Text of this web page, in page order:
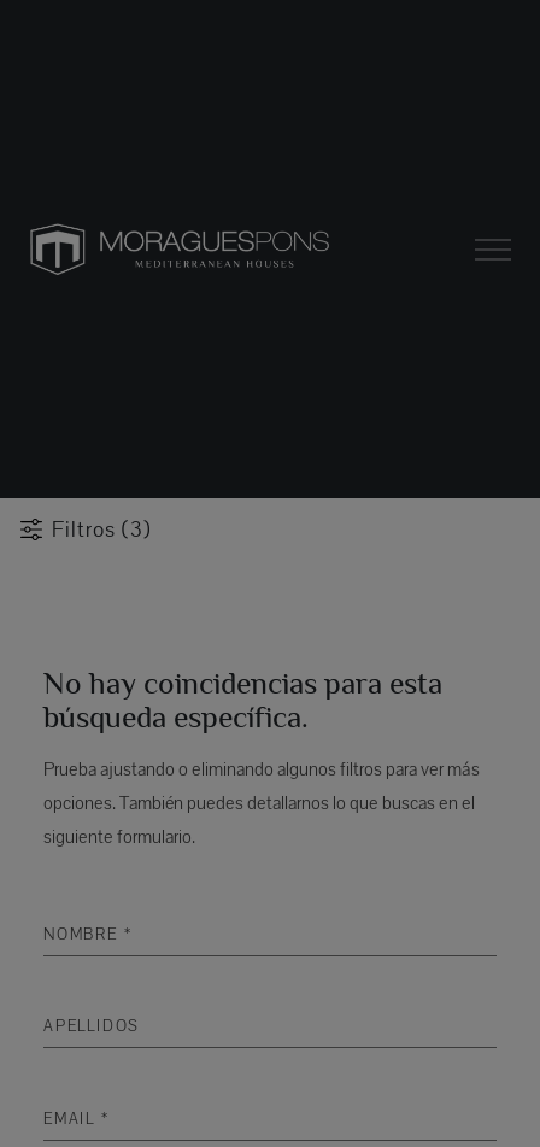
Filtros (3)
No hay coincidencias para esta
búsqueda específica.
Prueba ajustando o eliminando algunos filtros para ver más
opciones. También puedes detallarnos lo que buscas en el
siguiente formulario.